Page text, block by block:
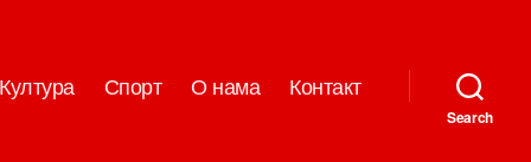
Култура Спорт О нама Контакт
Search